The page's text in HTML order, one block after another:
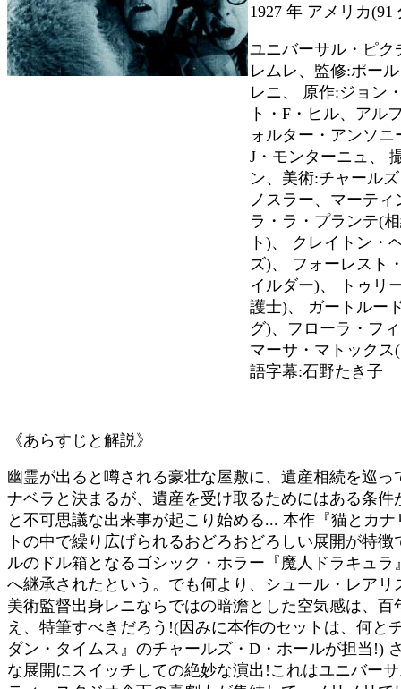
1927 年 アメリカ(91
ユニバーサル・ピ
レムレ、監修:ポー
レニ、 原作:ジョン
ト・F・ヒル、アル
ォルター・アンソ
J・モンターニュ、
ン、美術:チャール
ノスラー、マーテ
ラ・ラ・プランテ(
ト)、 クレイトン・
ズ)、 フォーレスト
イルダー)、 トゥリ
護士)、 ガートルー
グ)、フローラ・フ
マーサ・マトック
語字幕:石野たき子
《あらすじと解説》
幽霊が出ると噂される豪壮な屋敷に、遺産相続を巡
ナベラと決まるが、遺産を受け取るためにはある条
と不可思議な出来事が起こり始める... 本作『猫とカ
トの中で繰り広げられるおどろおどろしい展開が特
ルのドル箱となるゴシック・ホラー『魔人ドラキュ
へ継承されたという。でも何より、シュール・レア
美術監督出身レニならではの暗澹とした空気感は、
え、特筆すべきだろう!(因みに本作のセットは、何と
ダン・タイムス』のチャールズ・D・ホールが担当!)
な展開にスイッチしての絶妙な演出!これはユニバー